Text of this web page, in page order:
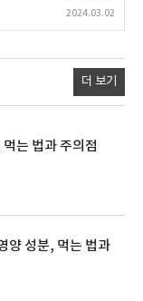
2024.03.02
더 보기
는 법과 주의점
양 성분, 먹는 법과